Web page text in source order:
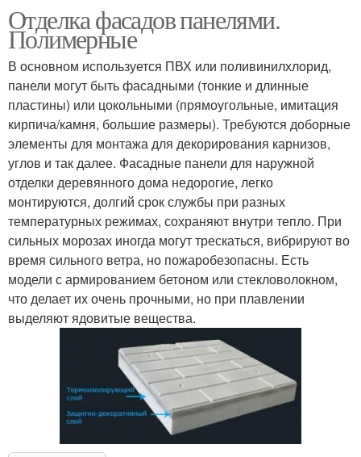
Отделка фасадов панелями.
Полимерные
В основном используется ПВХ или поливинилхлорид,
панели могут быть фасадными (тонкие и длинные
пластины) или цокольными (прямоугольные, имитация
кирпича/камня, большие размеры). Требуются доборные
элементы для монтажа для декорирования карнизов,
углов и так далее. Фасадные панели для наружной
отделки деревянного дома недорогие, легко
монтируются, долгий срок службы при разных
температурных режимах, сохраняют внутри тепло. При
сильных морозах иногда могут трескаться, вибрируют во
время сильного ветра, но пожаробезопасны. Есть
модели с армированием бетоном или стекловолокном,
что делает их очень прочными, но при плавлении
выделяют ядовитые вещества.